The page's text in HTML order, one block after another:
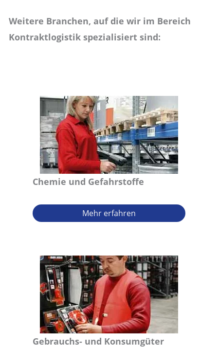
Weitere Branchen, auf die wir im Bereich
Kontraktlogistik spezialisiert sind:
Chemie und Gefahrstoffe
Mehr erfahren
Gebrauchs- und Konsumgüter